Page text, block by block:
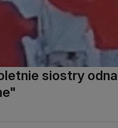
siostry